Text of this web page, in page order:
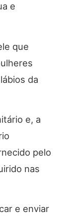
e
que
da
e, a
pelo
nas
e enviar